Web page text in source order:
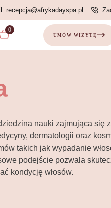
recepcja@afrykadayspa.pl
0
UMÓW WIZYTĘ
nauki zajmująca się
dermatologii oraz
takich jak wypadanie
podejście pozwala
kondycję włosów.